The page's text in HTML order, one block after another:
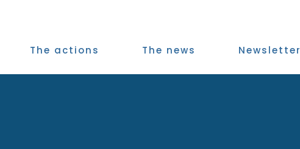
The actions The news Newsletter